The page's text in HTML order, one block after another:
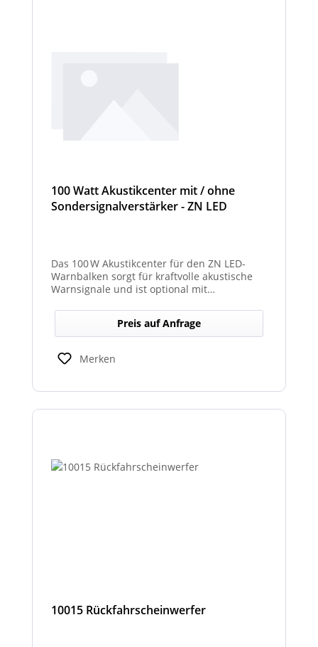
100 Watt Akustikcenter mit / ohne
Sondersignalverstärker - ZN LED
Das 100 W Akustikcenter für den ZN LED-
Warnbalken sorgt für kraftvolle akustische
Warnsignale und ist optional mit
erhältlich.
Preis auf Anfrage
Merken
10015 Rückfahrscheinwerfer